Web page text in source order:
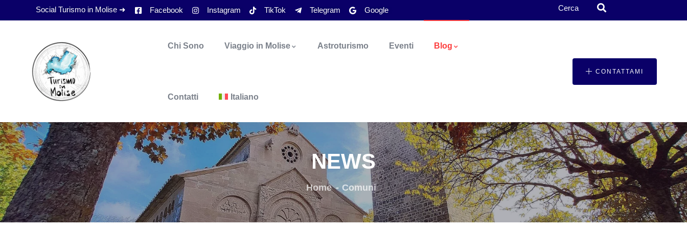
Social Turismo in Molise ➜ Facebook Instagram TikTok Telegram Google Cerca
Chi Sono Viaggio in Molise Astroturismo Eventi Blog
Contatti Italiano
CONTATTAMI
NEWS
Home Comuni